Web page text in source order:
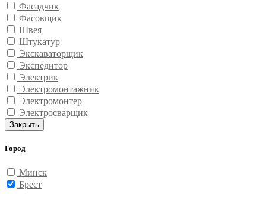
Фасадчик
Фасовщик
Швея
Штукатур
Экскаваторщик
Экспедитор
Электрик
Электромонтажник
Электромонтер
Электросварщик
Закрыть
Город
Минск
Брест